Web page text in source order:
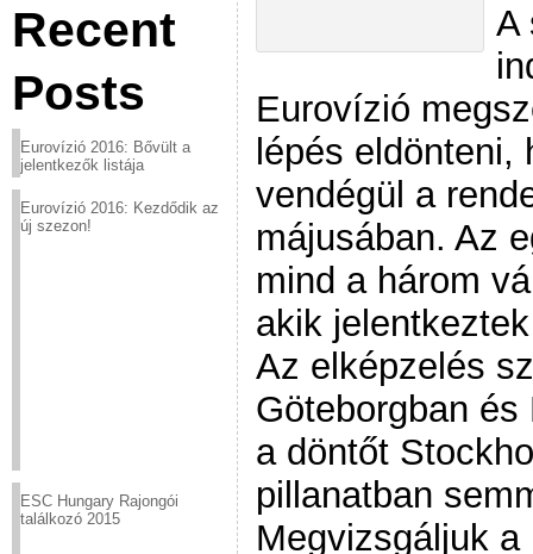
Recent
Posts
Eurovízió 2016: Bővült a
jelentkezők listája
Eurovízió 2016: Kezdődik az
új szezon!
ESC Hungary Rajongói
találkozó 2015
A
Eurovízió
lépés eldönteni,
vendégül a
májusában. Az
mind a három
akik
Az elképzelés
Göteborgban
a döntőt
pillanatban
Megvizsgáljuk a